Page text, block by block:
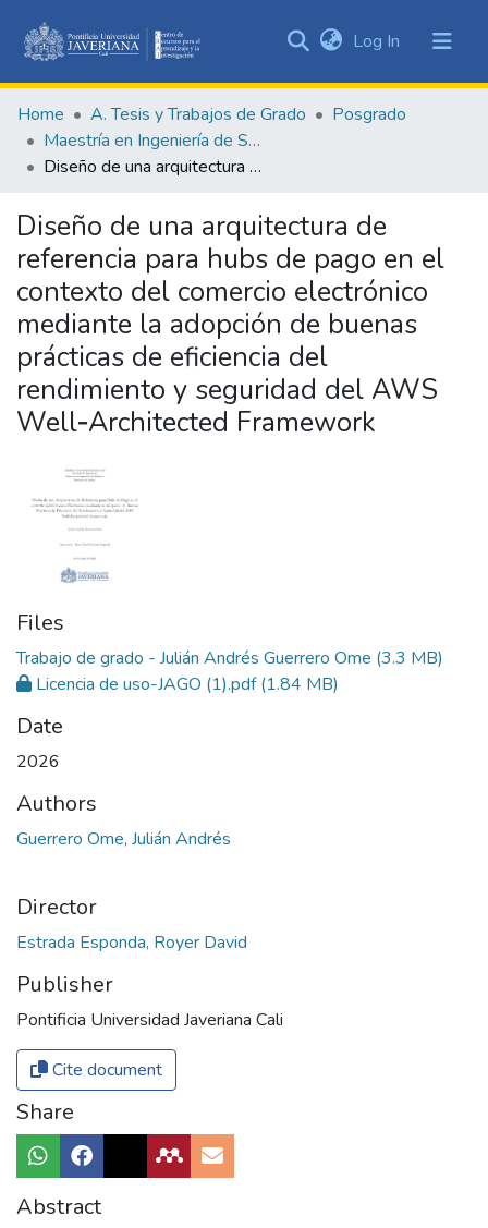
&
Collections
All of DSpace
Statistics
Log In (current)
Home A. Tesis y Trabajos de Grado
Posgrado
Maestría en Ingeniería de Software
Diseño de una arquitectura de referencia para hubs de pago en el contexto del comercio electrónico mediante la adopción de buenas prácticas de eficiencia del rendimiento y seguridad del AWS Well‑Architected Framework
Diseño de una arquitectura de
referencia para hubs de pago en el
contexto del comercio electrónico
mediante la adopción de buenas
prácticas de eficiencia del
rendimiento y seguridad del AWS
Well‑Architected Framework
Files
Trabajo de grado - Julián Andrés Guerrero Ome (3.3 MB)
Licencia de uso-JAGO (1).pdf(1.84 MB)
Date
2026
Authors
Guerrero Ome, Julián Andrés
Director
Estrada Esponda, Royer David
Publisher
Pontificia Universidad Javeriana Cali
Cite document
Share
Abstract